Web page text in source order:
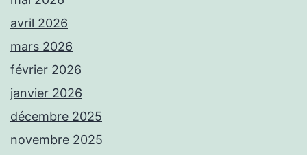
avril 2026
mars 2026
février 2026
janvier 2026
décembre 2025
novembre 2025